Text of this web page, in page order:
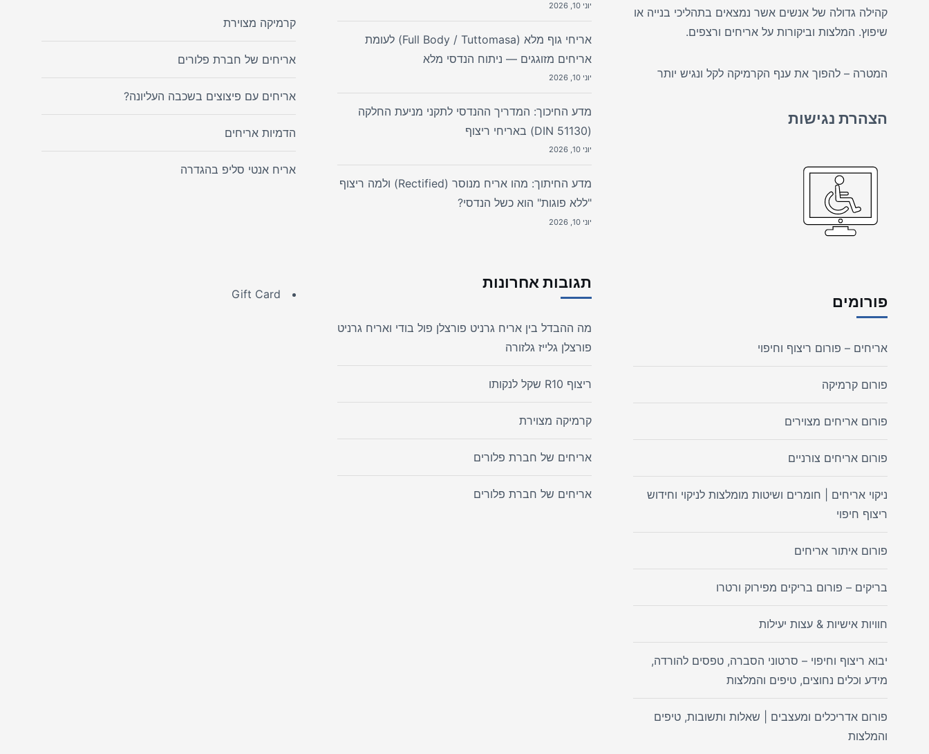
קהילה גדולה של אנשים אשר נמצאים בתהליכי בנייה או
שיפוץ. המלצות וביקורות על אריחים ורצפים.
המטרה – להפוך את ענף הקרמיקה לקל ונגיש יותר
הצהרת נגישות
פורומים
אריחים – פורום ריצוף וחיפוי
פורום קרמיקה
פורום אריחים מצוירים
פורום אריחים צורניים
ניקוי אריחים | חומרים ושיטות מומלצות לניקוי וחידוש
ריצוף חיפוי
פורום איתור אריחים
בריקים – פורום בריקים מפירוק ורטרו
חוויות אישיות & עצות יעילות
יבוא ריצוף וחיפוי – סרטוני הסברה, טפסים להורדה,
מידע וכלים נחוצים, טיפים והמלצות
פורום אדריכלים ומעצבים | שאלות ותשובות, טיפים
והמלצות
יוני 10, 2026
אריחי גוף מלא (Full Body / Tuttomasa) לעומת
אריחים מזוגגים — ניתוח הנדסי מלא
יוני 10, 2026
מדע החיכוך: המדריך ההנדסי לתקני מניעת החלקה
(DIN 51130) באריחי ריצוף
יוני 10, 2026
מדע החיתוך: מהו אריח מנוסר (Rectified) ולמה ריצוף
"ללא פוגות" הוא כשל הנדסי?
יוני 10, 2026
תגובות אחרונות
מה ההבדל בין אריח גרניט פורצלן פול בודי ואריח גרניט
פורצלן גלייז גלזורה
ריצוף R10 שקל לנקותו
קרמיקה מצוירת
אריחים של חברת פלורים
אריחים של חברת פלורים
קרמיקה מצוירת
אריחים של חברת פלורים
אריחים עם פיצוצים בשכבה העליונה?
הדמיות אריחים
אריח אנטי סליפ בהגדרה
Gift Card